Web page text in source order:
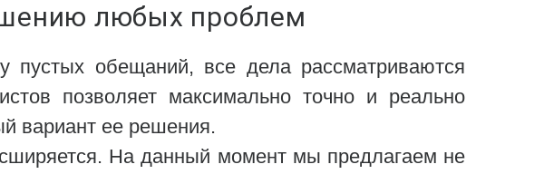
любых проблем
пустых обещаний, все дела рассматриваются
позволяет максимально точно и реально
вариант ее решения.
На данный момент мы предлагаем не